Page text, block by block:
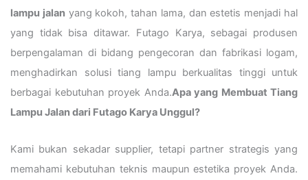
lampu jalanyang kokoh, tahan lama, dan estetis menjadi hal
yang tidak bisa ditawar. Futago Karya, sebagai produsen
berpengalaman di bidang pengecoran dan fabrikasi logam,
menghadirkan solusi tiang lampu berkualitas tinggi untuk
berbagai kebutuhan proyek Anda.Apa yang Membuat Tiang
Lampu Jalan dari Futago Karya Unggul?
Kami bukan sekadar supplier, tetapi partner strategis yang
memahami kebutuhan teknis maupun estetika proyek Anda.